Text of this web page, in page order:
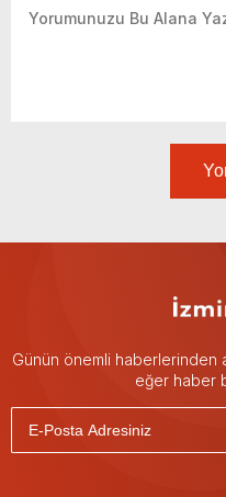
Günün önemli haberlerinden
eğer haber